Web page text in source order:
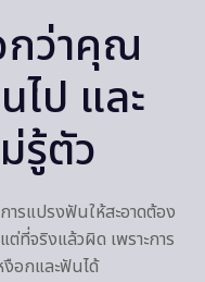
ว่าคุณ
ไป และ
รู้ตัว
ารแปรงฟันให้สะอาดต้อง
ที่จริงแล้วผิด เพราะการ
อกและฟันได้